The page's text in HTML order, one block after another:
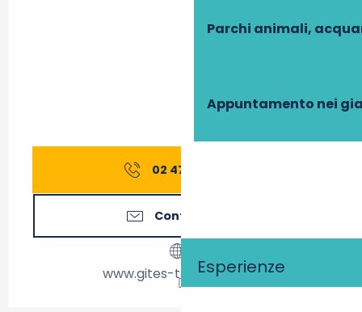
Parchi animali,
Appuntamento nei
Esperienze
02 47 27 56
Contattateci
www.gites-touraine.com